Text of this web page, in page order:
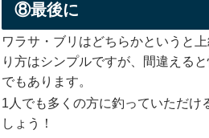
⑧最後に
ワラサ・ブリはどちらかというと
り方はシンプルですが、間違える
でもあります。
1人でも多くの方に釣っていただけ
しょう！